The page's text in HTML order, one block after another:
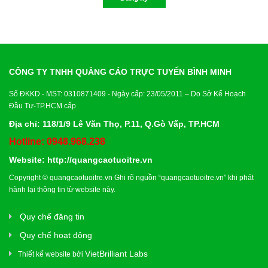
CÔNG TY TNHH QUẢNG CÁO TRỰC TUYẾN BÌNH MINH
Số ĐKKD - MST: 0310871409 - Ngày cấp: 23/05/2011 – Do Sở Kế Hoạch
Đầu Tư-TP.HCM cấp
Địa chỉ: 118/1/9 Lê Văn Thọ, P.11, Q.Gò Vấp, TP.HCM
Hotline: 0948.968.238
Website: http://quangcaotuoitre.vn
Copyright © quangcaotuoitre.vn Ghi rõ nguồn “quangcaotuoitre.vn” khi phát
hành lại thông tin từ website này.
Quy chế đăng tin
Quy chế hoạt động
Thiết kế website bởi VietBrilliant Labs